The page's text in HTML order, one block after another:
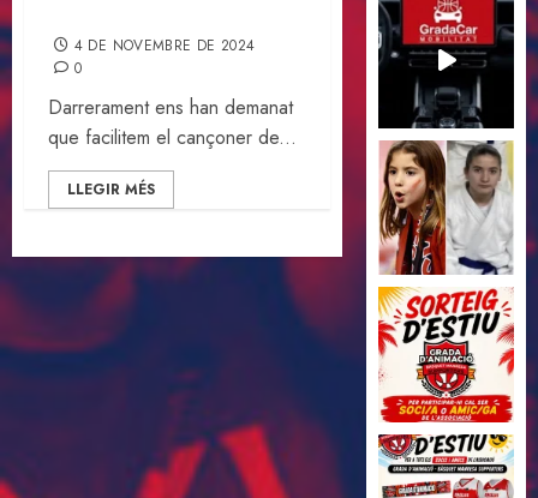
4 DE NOVEMBRE DE 2024
0
Darrerament ens han demanat
que facilitem el cançoner de...
LLEGIR MÉS